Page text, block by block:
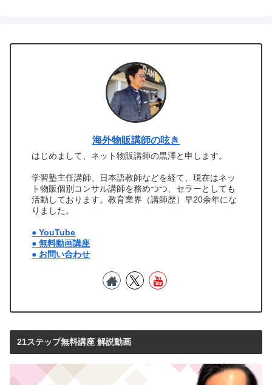
海外物販講師の呟き
はじめまして、ネット物販講師の黒澤と申します。
学習塾主任講師、日本語教師などを経て、現在はネッ
ト物販個別コンサル講師を務めつつ、セラーとしても
活動しております。教育業界（講師歴）早20余年にな
りました。
● YouTube
● 無料動画講座
● お問い合わせ
21ステップ無料講座 解説動画